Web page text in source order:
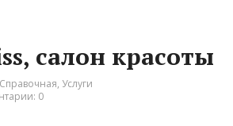
салон красоты
Справочная, Услуги
0